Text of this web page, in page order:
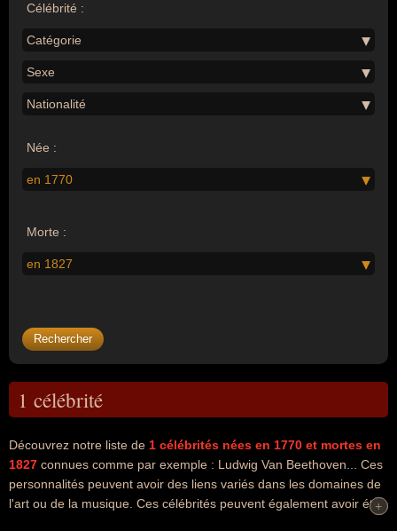
Célébrité :
Catégorie
Sexe
Nationalité
Née :
en 1770
Morte :
en 1827
1 célébrité
Découvrez notre liste de 1 célébrités nées en 1770 et mortes en
1827 connues comme par exemple : Ludwig Van Beethoven... Ces
personnalités peuvent avoir des liens variés dans les domaines de
l'art ou de la musique. Ces célébrités peuvent également avoir été+
+